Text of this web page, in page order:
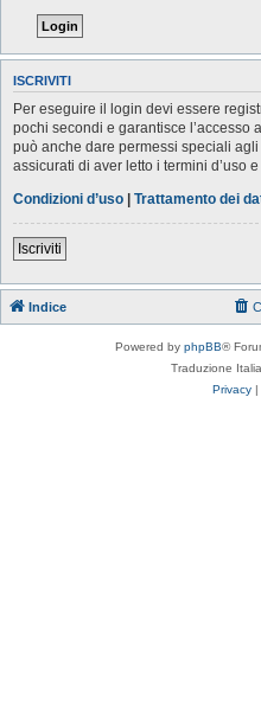
ISCRIVITI
Per eseguire il login devi essere
pochi secondi e garantisce l’accesso
può anche dare permessi speciali
assicurati di aver letto i termini d’uso
Condizioni d’uso | Trattamento dei
Iscriviti
Indice
Powered by phpBB®
Traduzione
Privacy |